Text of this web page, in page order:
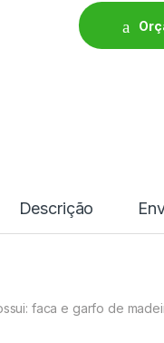
Descrição
faca e garfo de